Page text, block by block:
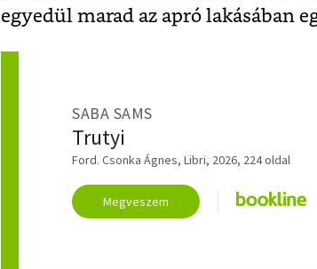
egyedül marad az apró lakásában
SABA SAMS
Trutyi
Ford. Csonka Ágnes, Libri, 2026, 224 oldal
Megveszem